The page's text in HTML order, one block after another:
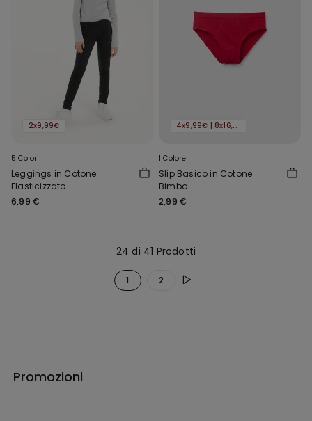
2x9,99€
5 Colori
Leggings in Cotone
Elasticizzato
6,99 €
4x9,99€ | 8x16,99€
1 Colore
Slip Basico in Cotone
Bimbo
2,99 €
24 di 41 Prodotti
1 2
Promozioni